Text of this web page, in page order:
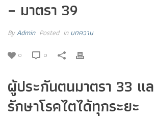
– มาตรา 39
ByAdmin Posted Inบทความ
0 0
ผู้ประกันตนมาตรา 33 แ
รักษาโรคไตได้ทุกระยะ